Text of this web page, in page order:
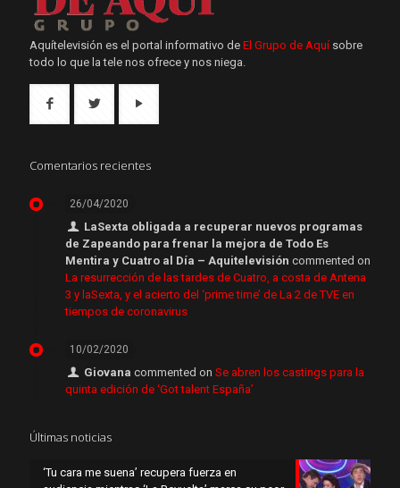
Aquítelevisión es el portal informativo de El Grupo de Aquí sobre
todo lo que la tele nos ofrece y nos niega.
Comentarios recientes
26/04/2020
LaSexta obligada a recuperar nuevos programas
de Zapeando para frenar la mejora de Todo Es
Mentira y Cuatro al Día – Aquitelevisión commented on
La resurrección de las tardes de Cuatro, a costa de Antena
3 y laSexta, y el acierto del ‘prime time’ de La 2 de TVE en
tiempos de coronavirus
10/02/2020
Giovana commented onSe abren los castings para la
quinta edición de ‘Got talent España’
Últimas noticias
‘Tu cara me suena’ recupera fuerza en